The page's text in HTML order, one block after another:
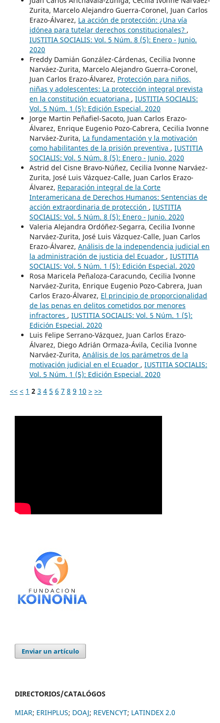
Zurita, Marcelo Alejandro Guerra-Coronel, Juan Carlos
Erazo-Álvarez, La acción de protección: ¿Una vía
idónea para tutelar derechos constitucionales? ,
IUSTITIA SOCIALIS: Vol. 5 Núm. 8 (5): Enero - Junio.
2020
Freddy Damián González-Cárdenas, Cecilia Ivonne
Narváez-Zurita, Marcelo Alejandro Guerra-Coronel,
Juan Carlos Erazo-Álvarez, Protección para niños,
niñas y adolescentes: La protección integral prevista
en la constitución ecuatoriana , IUSTITIA SOCIALIS:
Vol. 5 Núm. 1 (5): Edición Especial. 2020
Jorge Martin Peñafiel-Sacoto, Juan Carlos Erazo-
Álvarez, Enrique Eugenio Pozo-Cabrera, Cecilia Ivonne
Narváez-Zurita, La fundamentación y la motivación
como habilitantes de la prisión preventiva , IUSTITIA
SOCIALIS: Vol. 5 Núm. 8 (5): Enero - Junio. 2020
Astrid del Cisne Bravo-Núñez, Cecilia Ivonne Narváez-
Zurita, José Luis Vázquez-Calle, Juan Carlos Erazo-
Álvarez, Reparación integral de la Corte
Interamericana de Derechos Humanos: Sentencias de
acción extraordinaria de protección , IUSTITIA
SOCIALIS: Vol. 5 Núm. 8 (5): Enero - Junio. 2020
Valeria Alejandra Ordóñez-Segarra, Cecilia Ivonne
Narváez-Zurita, José Luis Vázquez-Calle, Juan Carlos
Erazo-Álvarez, Análisis de la independencia judicial en
la administración de justicia del Ecuador , IUSTITIA
SOCIALIS: Vol. 5 Núm. 1 (5): Edición Especial. 2020
Rosa Maricela Peñaloza-Caracundo, Cecilia Ivonne
Narváez-Zurita, Enrique Eugenio Pozo-Cabrera, Juan
Carlos Erazo-Álvarez, El principio de proporcionalidad
de las penas en delitos cometidos por menores
infractores , IUSTITIA SOCIALIS: Vol. 5 Núm. 1 (5):
Edición Especial. 2020
Luis Felipe Serrano-Vázquez, Juan Carlos Erazo-
Álvarez, Diego Adrián Ormaza-Ávila, Cecilia Ivonne
Narváez-Zurita, Análisis de los parámetros de la
motivación judicial en el Ecuador , IUSTITIA SOCIALIS:
Vol. 5 Núm. 1 (5): Edición Especial. 2020
<< < 1 2 3 4 5 6 7 8 9 10 > >>
Enviar un artículo
DIRECTORIOS/CATALÓGOS
MIAR; ERIHPLUS; DOAJ; REVENCYT; LATINDEX 2.0